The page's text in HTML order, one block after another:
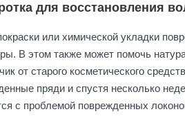
для восстановления
или химической укладки
В этом также может помочь
от старого косметического
пряди и спустя несколько
с проблемой поврежденных